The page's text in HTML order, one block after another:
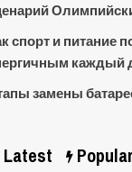
спорт и питание
каждый
замены
Popular